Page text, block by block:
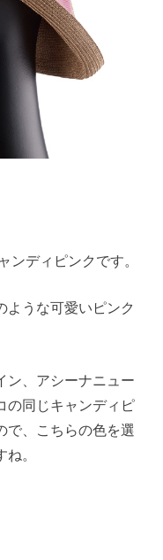
ンディピンクです。
ような可愛いピンク
ン、アシーナニュー
の同じキャンディピ
で、こちらの色を選
。